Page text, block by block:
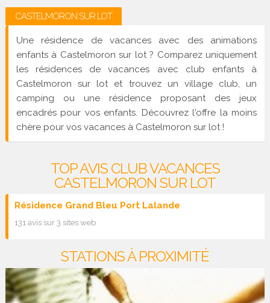
CASTELMORON SUR LOT
Une résidence de vacances avec des animations
enfants à Castelmoron sur lot ? Comparez uniquement
les résidences de vacances avec club enfants à
Castelmoron sur lot et trouvez un village club, un
camping ou une résidence proposant des jeux
encadrés pour vos enfants. Découvrez l'offre la moins
chère pour vos vacances à Castelmoron sur lot !
TOP AVIS CLUB VACANCES
CASTELMORON SUR LOT
Résidence Grand Bleu Port Lalande
131 avis sur 3 sites web
STATIONS À PROXIMITÉ